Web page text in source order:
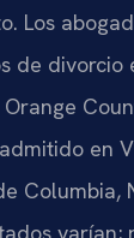
Los
de divorcio
en
Columbia,
varían;